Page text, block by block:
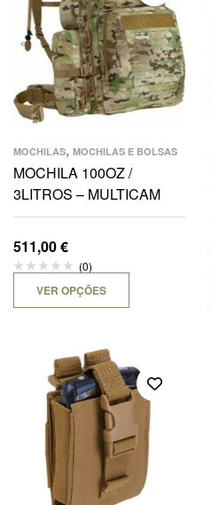
MOCHILAS, MOCHILAS E BOLSAS
MOCHILA 100OZ /
3LITROS – MULTICAM
511,00€
(0)
VER OPÇÕES